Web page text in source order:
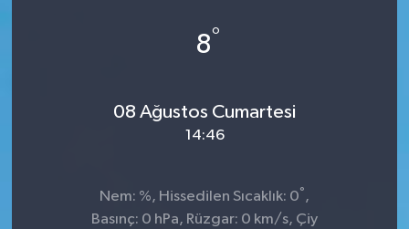
8°
08 Ağustos Cumartesi
14:46
Nem: %, Hissedilen Sıcaklık: 0° ,
Basınç: 0 hPa, Rüzgar: 0 km/s, Çiy
EKONOMİ